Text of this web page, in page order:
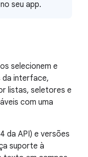
seu app.
selecionem e
da interface,
listas, seletores e
com uma
da API) e versões
suporte à